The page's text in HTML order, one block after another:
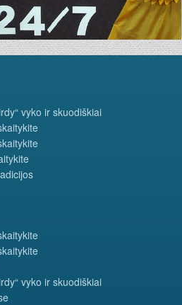
vyko ir skuodiškiai
vyko ir skuodiškiai